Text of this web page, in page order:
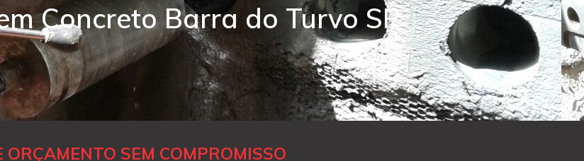
Concreto Barra do Turvo SP
ORÇAMENTO SEM COMPROMISSO